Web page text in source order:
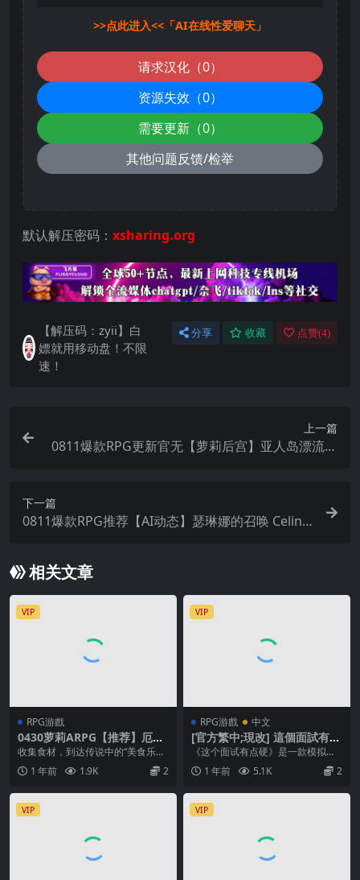
>>点此进入<<「AI在线性爱聊天」
请求汉化（0）
资源失效（0）
需要更新（0）
其他问题反馈/检举
默认解压密码： xsharing.org
【解压码：zyii】白
嫖就用移动盘！不限
速！
分享 收藏 点赞(4)
上一篇
0811爆款RPG更新官无【萝莉后宫】亚人岛漂流记
下一篇
0811爆款RPG推荐【AI动态】瑟琳娜的召唤 Celin
相关文章
VIP
RPG游戲
0430萝莉ARPG【推荐】厄洛
格~艾尔米娅的色情记录~エル
收集食材，到达传说中的“美食乐园”
吧！ 艾尔米娅是一个喜欢吃美味饭
菜的充满活力的...
1 年前 1.9K 2
VIP
RPG游戲 中文
[官方繁中;現改] 這個面試有點
硬 正式版Ver1.05
《这个面试有点硬》是一款模拟面
试的全动态真人互动图像作品。 你
将扮演女模面试官，...
1 年前 5.1K 2
VIP VIP